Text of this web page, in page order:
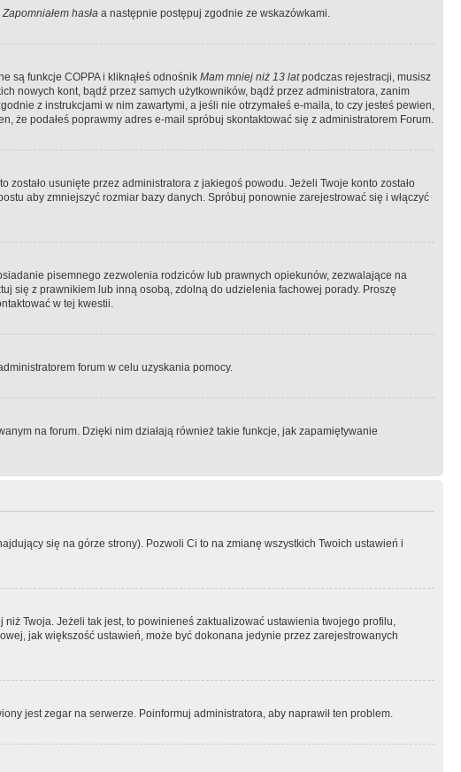
Zapomniałem hasła a następnie postępuj zgodnie ze wskazówkami.
są funkcje COPPA i kliknąłeś odnośnik Mam mniej niż 13 latpodczas rejestracji, musisz
nowych kont, bądź przez samych użytkowników, bądź przez administratora, zanim
z instrukcjami w nim zawartymi, a jeśli nie otrzymałeś e-maila, to czy jesteś pewien,
że podałeś poprawmy adres e-mail spróbuj skontaktować się z administratorem Forum.
usunięte przez administratora z jakiegoś powodu. Jeżeli Twoje konto zostało
aby zmniejszyć rozmiar bazy danych. Spróbuj ponownie zarejestrować się i włączyć
pisemnego zezwolenia rodziców lub prawnych opiekunów, zezwalające na
się z prawnikiem lub inną osobą, zdolną do udzielenia fachowej porady. Proszę
w tej kwestii.
forum w celu uzyskania pomocy.
na forum. Dzięki nim działają również takie funkcje, jak zapamiętywanie
się na górze strony). Pozwoli Ci to na zmianę wszystkich Twoich ustawień i
Twoja. Jeżeli tak jest, to powinieneś zaktualizować ustawienia twojego profilu,
jak większość ustawień, może być dokonana jedynie przez zarejestrowanych
jest zegar na serwerze. Poinformuj administratora, aby naprawił ten problem.